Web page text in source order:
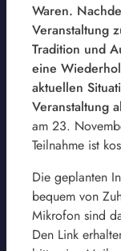
Waren.
Veranstaltung
Tradition und
eine
aktuellen
Veranstaltung
am 23.
Teilnahme ist
Die geplanten
bequem von
Mikrofon sind
Den Link